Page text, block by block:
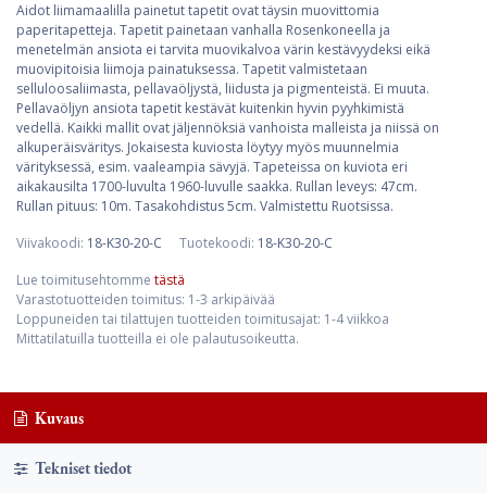
Aidot liimamaalilla painetut tapetit ovat täysin muovittomia
paperitapetteja. Tapetit painetaan vanhalla Rosenkoneella ja
menetelmän ansiota ei tarvita muovikalvoa värin kestävyydeksi eikä
muovipitoisia liimoja painatuksessa. Tapetit valmistetaan
selluloosaliimasta, pellavaöljystä, liidusta ja pigmenteistä. Ei muuta.
Pellavaöljyn ansiota tapetit kestävät kuitenkin hyvin pyyhkimistä
vedellä. Kaikki mallit ovat jäljennöksiä vanhoista malleista ja niissä on
alkuperäisväritys. Jokaisesta kuviosta löytyy myös muunnelmia
värityksessä, esim. vaaleampia sävyjä. Tapeteissa on kuviota eri
aikakausilta 1700-luvulta 1960-luvulle saakka. Rullan leveys: 47cm.
Rullan pituus: 10m. Tasakohdistus 5cm. Valmistettu Ruotsissa.
Viivakoodi: 18-K30-20-C Tuotekoodi: 18-K30-20-C
Lue toimitusehtomme tästä
Varastotuotteiden toimitus: 1-3 arkipäivää
Loppuneiden tai tilattujen tuotteiden toimitusajat: 1-4 viikkoa
Mittatilatuilla tuotteilla ei ole palautusoikeutta.
Kuvaus
Tekniset tiedot